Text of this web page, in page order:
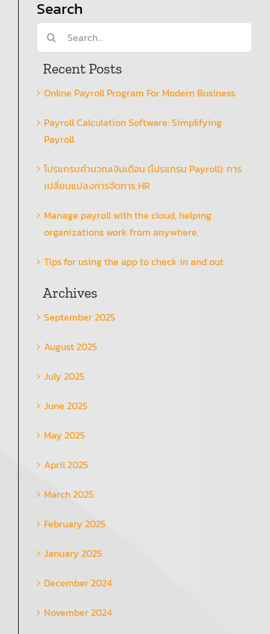
Search
Search
for:
Recent Posts
Online Payroll Program For Modern Business
Payroll Calculation Software: Simplifying
Payroll
โปรแกรมคำนวณเงินเดือน (โปรแกรม Payroll): การ
เปลี่ยนแปลงการจัดการ HR
Manage payroll with the cloud, helping
organizations work from anywhere.
Tips for using the app to check in and out
Archives
September 2025
August 2025
July 2025
June 2025
May 2025
April 2025
March 2025
February 2025
January 2025
December 2024
November 2024